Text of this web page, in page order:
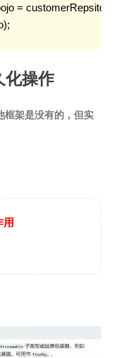
=
化操作
框架是没有的，但实
用